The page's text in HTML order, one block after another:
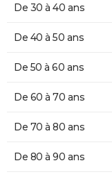
De 30 à 40 ans
De 40 à 50 ans
De 50 à 60 ans
De 60 à 70 ans
De 70 à 80 ans
De 80 à 90 ans